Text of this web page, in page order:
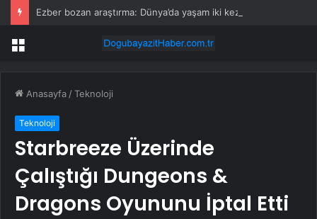
Ezber bozan araştırma: Dünya’da yaşam iki kez ortaya çıktı
Menü
Anasayfa /Teknoloji
Teknoloji
Starbreeze Üzerinde
Çalıştığı Dungeons &
Dragons Oyununu İptal Etti